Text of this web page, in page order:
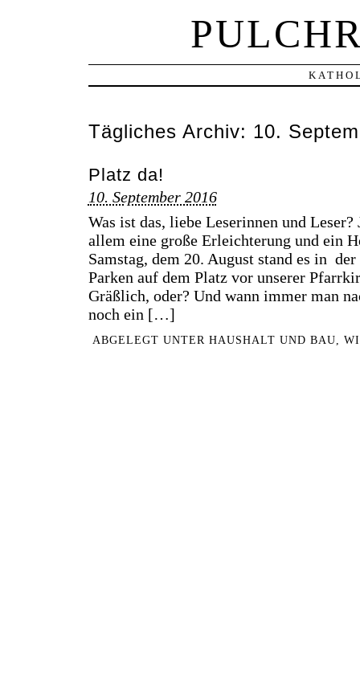
Tägliches Archiv: 10.
Platz da!
10. September 2016
Was ist das, liebe Leserinnen und
allem eine große Erleichterung und ein
Samstag, dem 20. August stand es in
Parken auf dem Platz vor unserer
Gräßlich, oder? Und wann immer man
noch ein […]
ABGELEGT UNTERHAUSHALT UND BAU ,